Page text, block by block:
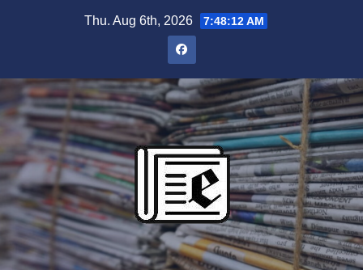
Thu. Aug 6th, 2026 7:48:13 AM